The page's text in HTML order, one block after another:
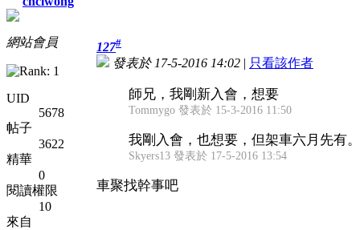
網站會員
UID
5678
帖子
3622
精華
0
閱讀權限
10
來自
127#
發表於 17-5-2016 14:02 | 只看該作者
師兄，我剛新入會，想要
Tommygo 發表於 15-3-2016 11:50
我剛入會，也想要，但架車六月先有。
Skyers13 發表於 17-5-2016 13:54
車聚找幹事吧